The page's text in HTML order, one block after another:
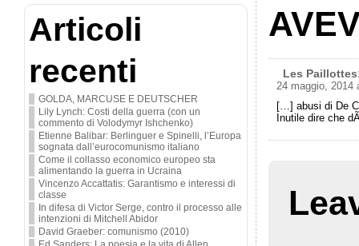
Articoli
recenti
GOLDA, MARCUSE E DEUTSCHER
Lily Lynch: Costi della guerra (con un
commento di Volodymyr Ishchenko)
Etienne Balibar: Berlinguer e Spinelli, l’Europa
sognata dall’eurocomunismo italiano
Come il collasso economico europeo sta
alimentando la guerra in Ucraina
Vincenzo Accattatis: Garantismo e interessi di
classe
In difesa di Victor Serge, contro il processo alle
intenzioni di Mitchell Abidor
David Graeber: comunismo (2010)
Les
24 maggio, 2014
[…] abusi di De
Inutile dire che